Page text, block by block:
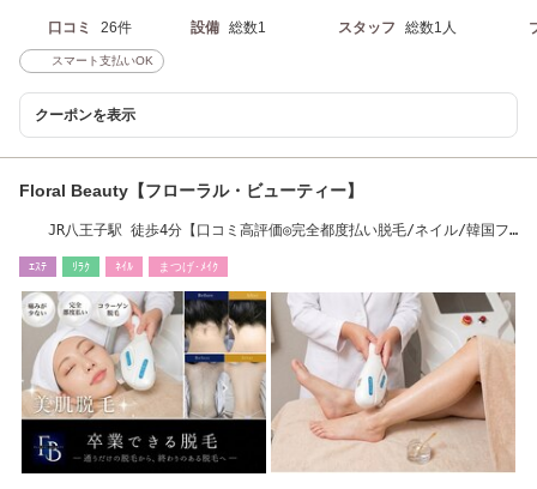
口コミ 26件 設備 総数1 スタッフ 総数1人
スマート支払いOK
クーポンを表示
Floral Beauty【フローラル・ビューティー】
JR八王子駅 徒歩4分【口コミ高評価◎完全都度払い脱毛/ネイル/韓国フ
ｴｽﾃ ﾘﾗｸ ﾈｲﾙ まつげ･ﾒｲｸ